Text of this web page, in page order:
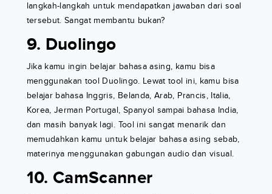
langkah-langkah untuk mendapatkan jawaban dari soal
tersebut. Sangat membantu bukan?
9. Duolingo
Jika kamu ingin belajar bahasa asing, kamu bisa
menggunakan tool Duolingo. Lewat tool ini, kamu bisa
belajar bahasa Inggris, Belanda, Arab, Prancis, Italia,
Korea, Jerman Portugal, Spanyol sampai bahasa India,
dan masih banyak lagi. Tool ini sangat menarik dan
memudahkan kamu untuk belajar bahasa asing sebab,
materinya menggunakan gabungan audio dan visual.
10. CamScanner